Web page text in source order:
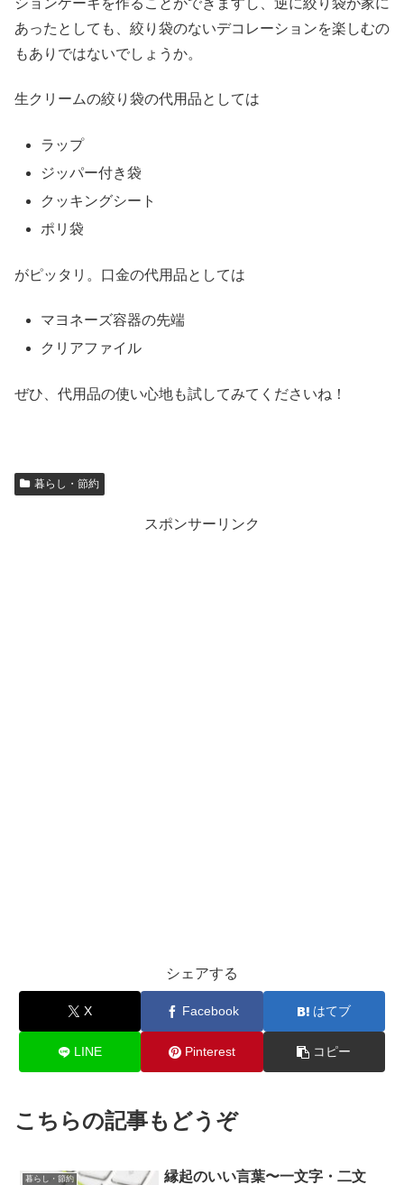
ションケーキを作ることができますし、逆に絞り袋が家に
あったとしても、絞り袋のないデコレーションを楽しむの
もありではないでしょうか。
生クリームの絞り袋の代用品としては
ラップ
ジッパー付き袋
クッキングシート
ポリ袋
がピッタリ。口金の代用品としては
マヨネーズ容器の先端
クリアファイル
ぜひ、代用品の使い心地も試してみてくださいね！
暮らし・節約
スポンサーリンク
シェアする
X Facebook はてブ
LINE Pinterest コピー
こちらの記事もどうぞ
暮らし・節約
縁起のいい言葉〜一文字・二文